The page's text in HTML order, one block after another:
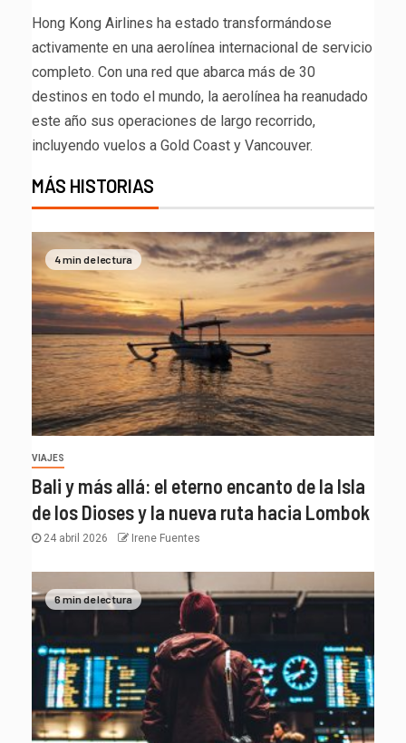
Hong Kong Airlines ha estado transformándose
activamente en una aerolínea internacional de servicio
completo. Con una red que abarca más de 30
destinos en todo el mundo, la aerolínea ha reanudado
este año sus operaciones de largo recorrido,
incluyendo vuelos a Gold Coast y Vancouver.
MÁS HISTORIAS
4 min de lectura
VIAJES
Bali y más allá: el eterno encanto de la Isla
de los Dioses y la nueva ruta hacia Lombok
24 abril 2026 Irene Fuentes
6 min de lectura